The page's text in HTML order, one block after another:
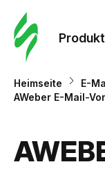
Produkt
Heimseite
E-
AWeber E-Mail-